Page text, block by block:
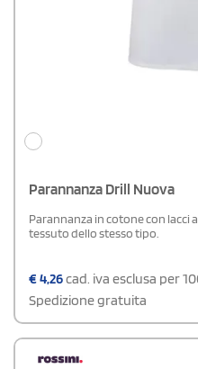
Parannanza Drill Nuova
Parannanza in cotone con lacci
tessuto dello stesso tipo.
€4,26cad. iva esclusa per
Spedizione gratuita